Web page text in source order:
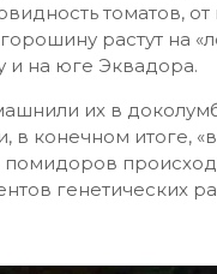
томатов,
растут на
и на юге Эквадора.
их в
в конечном итоге,
генетических